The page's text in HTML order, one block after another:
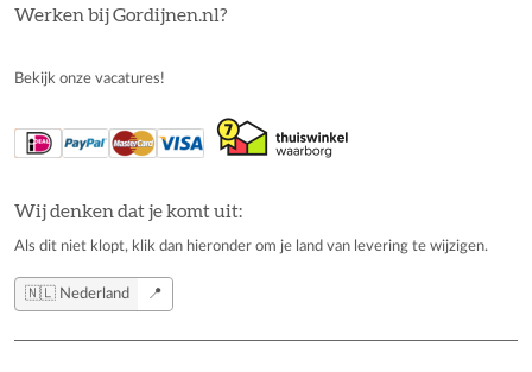
Werken bij Gordijnen.nl?
Bekijk onze vacatures!
Wij denken dat je komt uit:
Als dit niet klopt, klik dan hieronder om je land van levering te wijzigen.
🇳🇱 Nederland 📍